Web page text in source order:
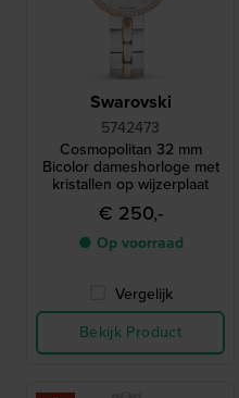
Swarovski
5742473
Cosmopolitan 32 mm
Bicolor dameshorloge met
kristallen op wijzerplaat
€ 250,-
● Op voorraad
Vergelijk
Bekijk Product